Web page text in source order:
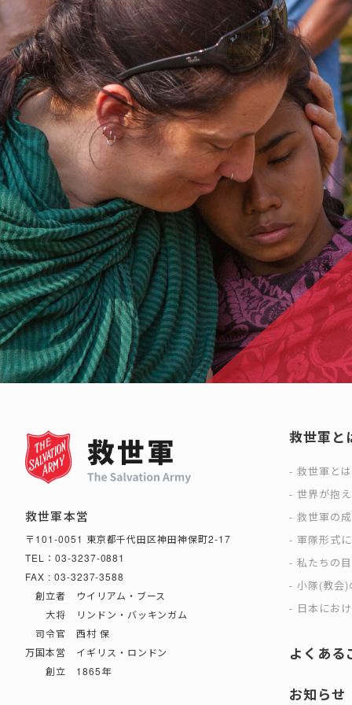
救世軍本営
〒101-0051 東京都千代田区神田神保町2-17
TEL：03-3237-0881
FAX : 03-3237-3588
創立者 ウイリアム・ブース
大将 リンドン・バッキンガム
司令官 西村 保
万国本営 イギリス・ロンドン
創立 1865年
救世軍と
救世軍とは
世界が抱
救世軍の
軍隊形式
私たちの
小隊(教会
日本にお
よくある
お知らせ